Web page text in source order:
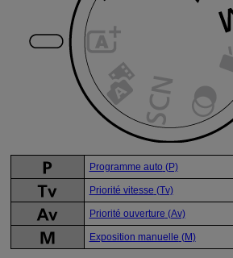
Programme auto (P)
Priorité vitesse (Tv)
Priorité ouverture (Av)
Exposition manuelle (M)